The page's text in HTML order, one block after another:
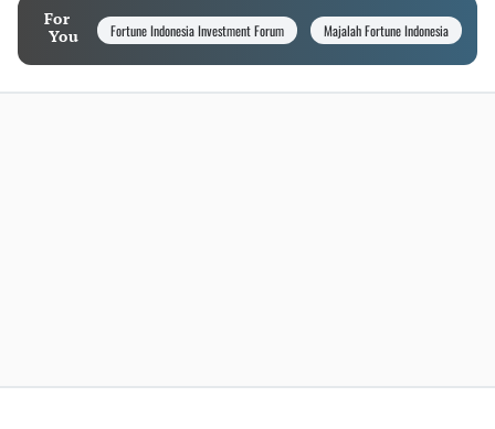
For
You
Fortune Indonesia Investment Forum Majalah Fortune Indonesia